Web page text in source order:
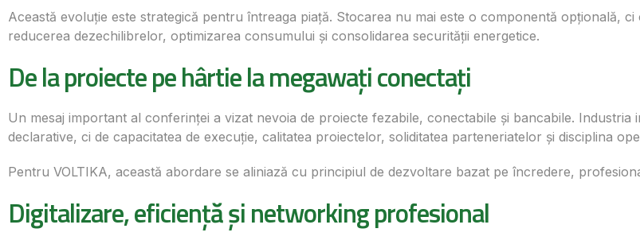
Această evoluție este strategică pentru întreaga piață. Stocarea nu mai este o componentă opțională,
reducerea dezechilibrelor, optimizarea consumului și consolidarea securității energetice.
De la proiecte pe hârtie la megawați conectați
Un mesaj important al conferinței a vizat nevoia de proiecte fezabile, conectabile și bancabile.
declarative, ci de capacitatea de execuție, calitatea proiectelor, soliditatea parteneriatelor și disciplina
Pentru VOLTIKA, această abordare se aliniază cu principiul de dezvoltare bazat pe încredere,
Digitalizare, eficiență și networking profesional